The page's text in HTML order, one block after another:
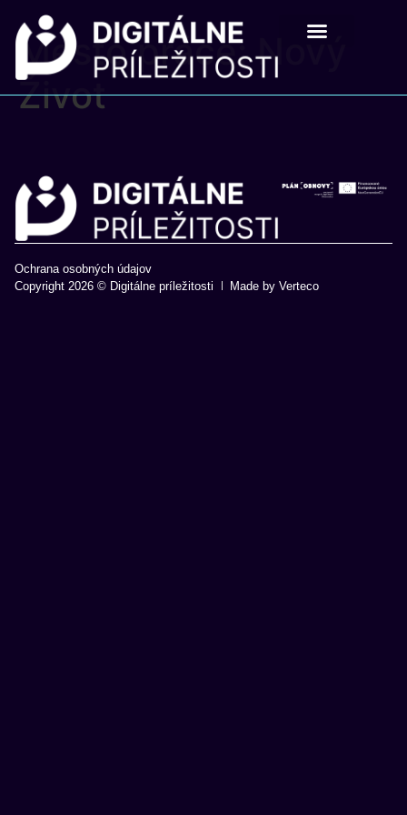
Mesto práce:Nový
Život
Copyright 2026 © Digitálne príležitosti Made by Verteco
Ochrana osobných údajov